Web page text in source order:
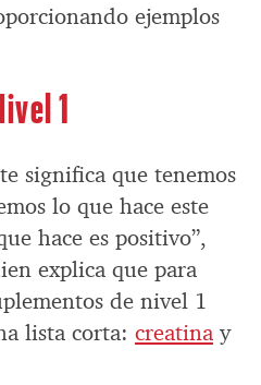
ejemplos
1
significa que tenemos
lo que hace este
hace es positivo”,
explica que para
de nivel 1
lista corta: creatina y